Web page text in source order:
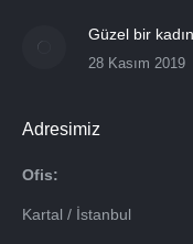
Güzel bir
28 Kasım 2019
Adresimiz
Ofis:
Kartal / İstanbul